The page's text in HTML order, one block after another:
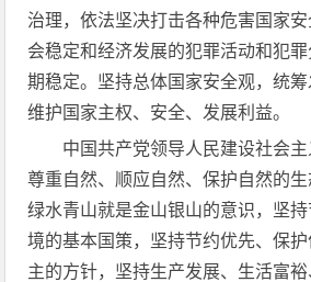
治理，依法坚决打击各种危害国家
会稳定和经济发展的犯罪活动和犯
期稳定。坚持总体国家安全观，统
维护国家主权、安全、发展利益。
中国共产党领导人民建设社会
尊重自然、顺应自然、保护自然的
绿水青山就是金山银山的意识，坚
境的基本国策，坚持节约优先、保
主的方针，坚持生产发展、生活富